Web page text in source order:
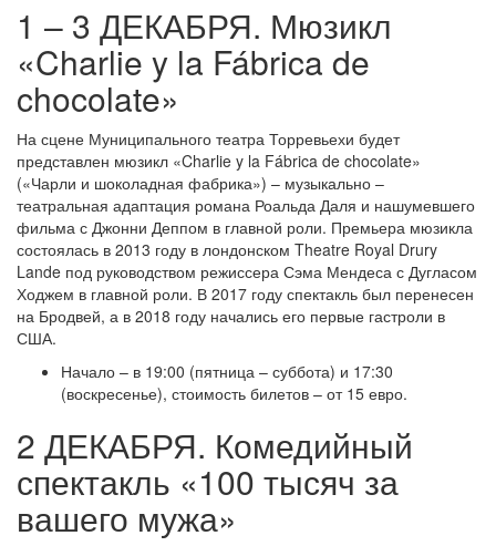
1 – 3 ДЕКАБРЯ. Мюзикл
«Charlie y la Fábrica de
chocolate»
На сцене Муниципального театра Торревьехи будет
представлен мюзикл «Charlie y la Fábrica de chocolate»
(«Чарли и шоколадная фабрика») – музыкально –
театральная адаптация романа Роальда Даля и нашумевшего
фильма с Джонни Деппом в главной роли. Премьера мюзикла
состоялась в 2013 году в лондонском Theatre Royal Drury
Lande под руководством режиссера Сэма Мендеса с Дугласом
Ходжем в главной роли. В 2017 году спектакль был перенесен
на Бродвей, а в 2018 году начались его первые гастроли в
США.
Начало – в 19:00 (пятница – суббота) и 17:30
(воскресенье), стоимость билетов – от 15 евро.
2 ДЕКАБРЯ. Комедийный
спектакль «100 тысяч за
вашего мужа»